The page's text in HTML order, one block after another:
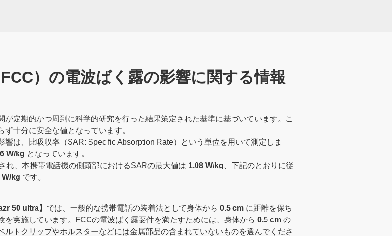
）の電波ばく露の影響に関する情報
定期的かつ周到に科学的研究を行った結果策定された基準に基づいています。こ
十分に安全な値となっています。
は、比吸収率（SAR: Specific Absorption Rate）という単位を用いて測定しま
W/kg となっています。
れ、本携帯電話機の側頭部におけるSARの最大値は 1.08 W/kg 、下記のとおりに従
W/kg です。
50 ultra】 では、一般的な携帯電話の装着法として身体から 0.5 cm に距離を保ち
実施しています。FCCの電波ばく露要件を満たすためには、身体から 0.5 cm の
トクリップやホルスターなどには金属部品の含まれていないものを選んでくださ